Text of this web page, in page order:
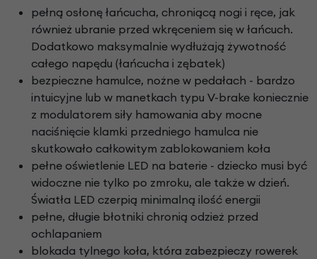
pełną osłonę łańcucha, chroniącą nogi i ręce, jak
również ubranie przed wkręceniem się w łańcuch.
Dodatkowo maksymalnie wydłużają żywotność
całego napędu (łańcucha i zębatek)
bezpieczne hamulce, nożne w pedałach - bardzo
intuicyjne lub w manetkach typu V-brake koniecznie
z modulatorem siły hamowania aby mocne
naciśnięcie klamki przedniego hamulca nie
skutkowało całkowitym zablokowaniem koła
pełne oświetlenie LED na baterie - dziecko musi być
widoczne nie tylko po zmroku, ale także w dzień.
Światła LED czerpią minimalną ilość energii
pełne, długie błotniki chronią odzież przed
ochlapaniem
blokada tylnego koła, która zabezpieczy rowerek